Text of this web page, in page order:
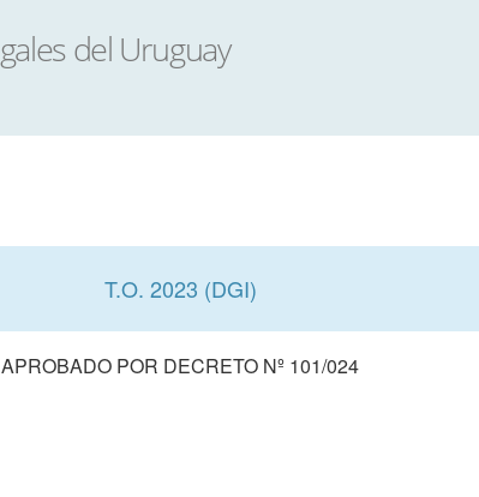
T.O. 2023 (DGI)
APROBADO POR DECRETO Nº 101/024